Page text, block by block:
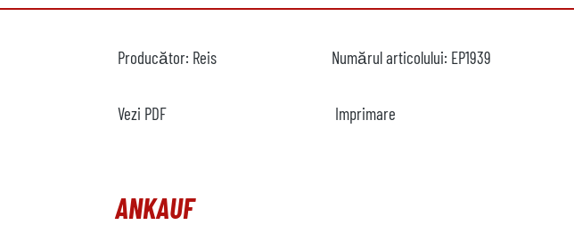
Producător: Reis Numărul articolului: EP1939
Vezi PDF Imprimare
ANKAUF